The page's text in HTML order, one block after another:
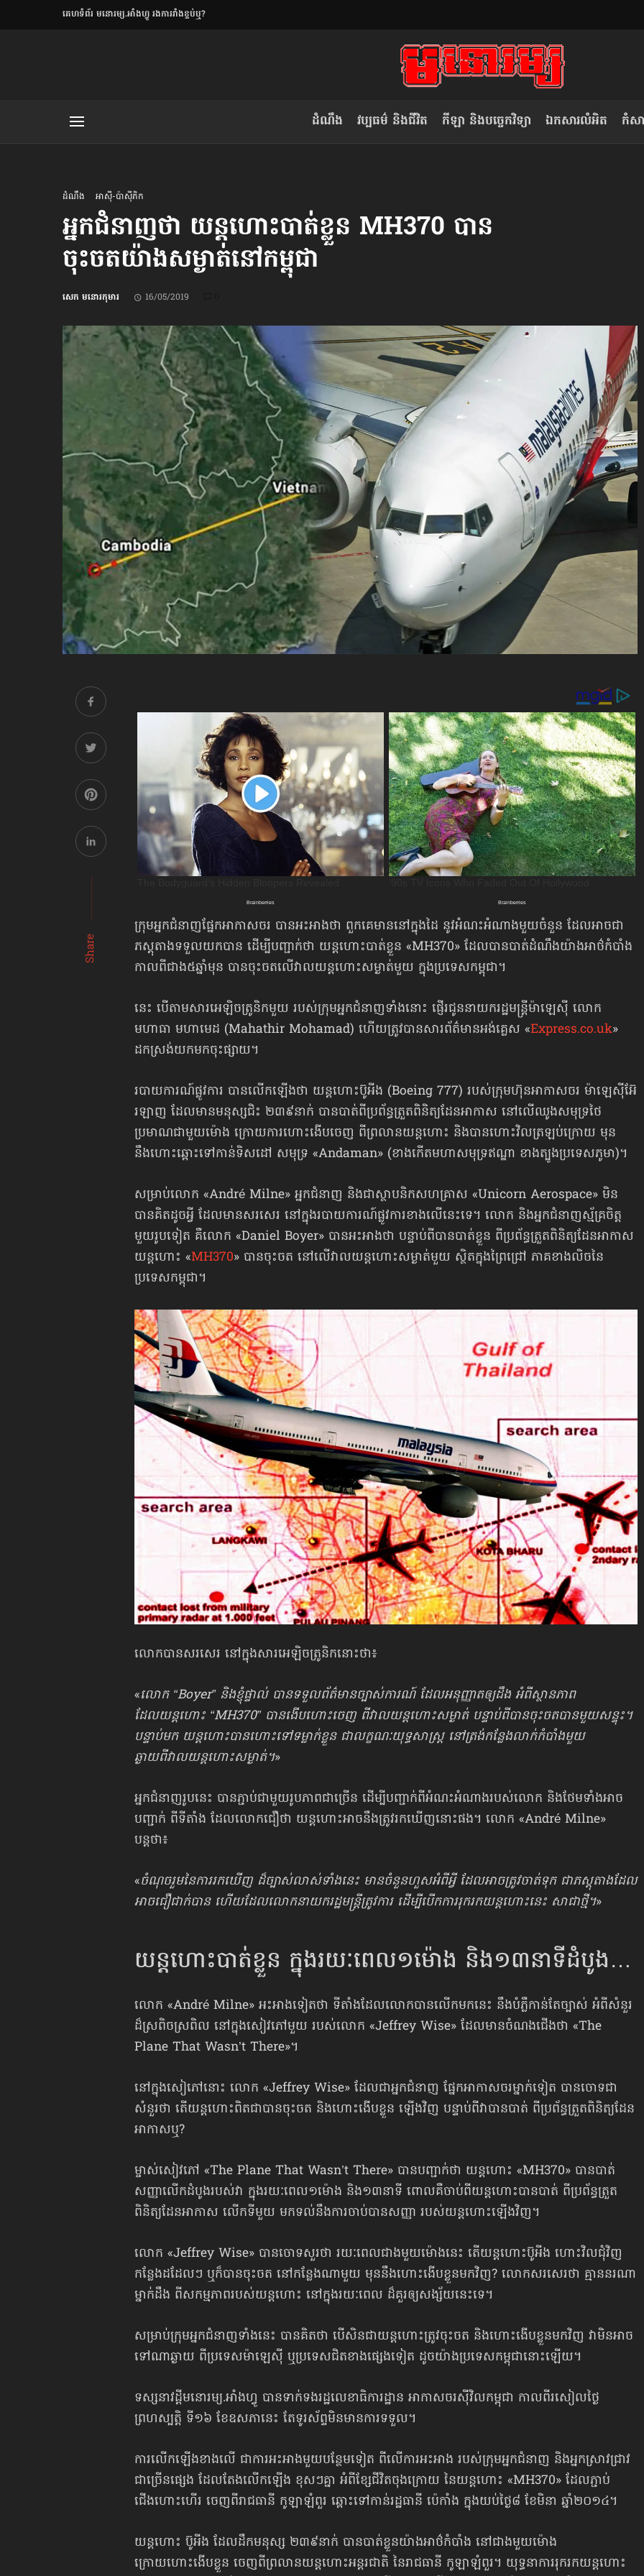
​គេហទំព័រ មនោរម្យ.អាំងហ្វូ រងការរាំងខ្ទប់ឬ?
ដំណឹង វប្បធម៌ និងជីវិត កីឡា និងបច្ចេកវិទ្យា ឯកសារលំអិត កំសា
ដំណឹង អាស៊ី-ប៉ាស៊ីភិក
អ្នកជំនាញថា យន្ដហោះ​បាត់ខ្លួន MH370 បាន
ចុះចត​យ៉ាងសម្ងាត់​នៅកម្ពុជា
សេក មនោរកុមារ 16/05/2019
Share
ក្រុមអ្នកជំនាញផ្នែកអាកាសចរ បានអះអាងថា ពួកគេមាននៅក្នុងដៃ នូវអំណះអំណាងមួយចំនួន ដែលអាចជា
ភស្ដុតាងទទួលយកបាន ដើម្បីបញ្ជាក់ថា យន្ដហោះ​បាត់ខ្លួន «MH370» ដែលបានបាត់ដំណឹងយ៉ាងអាថ៌កំបាំង
កាលពីជាង៥ឆ្នាំមុន បានចុះចតលើវាល​យន្ដហោះ​សម្ងាត់​មួយ ក្នុងប្រទេសកម្ពុជា។
នេះ បើតាមសារអេឡិចត្រូនិកមួយ របស់ក្រុមអ្នកជំនាញទាំងនោះ ផ្ញើរជូននាយករដ្ឋមន្ត្រីម៉ាឡេស៊ី លោក
មហាធា មហាមេដ (Mahathir Mohamad) ហើយត្រូវបានសារព័ត៌មាន​អង់គ្លេស «Express.co.uk»
ដកស្រង់យកមកចុះផ្សាយ។
របាយការណ៍ផ្លូវការ បានលើកឡើងថា យន្ដហោះប៊ូអីង (Boeing 777) របស់ក្រុមហ៊ុនអាកាសចរ ម៉ាឡេស៊ីអ៊ែ
រឡាញ ដែលមានមនុស្សជិះ ២៣៩នាក់ បានបាត់​ពីប្រព័ន្ធ​ត្រួតពិនិត្យ​ដែនអាកាស នៅលើឈូងសមុទ្រថៃ
ប្រមាណជាមួយម៉ោង ក្រោយការហោះងើបចេញ ពីព្រលានយន្ដហោះ និងបានហោះវិលត្រឡប់ក្រោយ មុន
នឹងហោះឆ្ពោះទៅកាន់ទិសដៅ សមុទ្រ «Andaman» (ខាងកើតមហាសមុទ្រឥណ្ឌា ខាងត្បូងប្រទេសភូមា)។
សម្រាប់លោក «André Milne» អ្នកជំនាញ និងជាស្ថាបនិកសហគ្រាស «Unicorn Aerospace» មិន
បានគិតដូចអ្វី ដែលមានសរសេរ នៅក្នុងរបាយការណ៍ផ្លូវការខាងលើនេះទេ។ លោក និងអ្នកជំនាញស្ម័គ្រចិត្ត
មួយរូបទៀត គឺលោក «Daniel Boyer» បានអះអាងថា បន្ទាប់ពីបានបាត់ខ្លួន ពីប្រព័ន្ធត្រួតពិនិត្យដែនអាកាស
យន្ដហោះ «MH370» បានចុះចត នៅលើវាលយន្ដហោះសម្ងាត់មួយ ស្ថិតក្នុងព្រៃជ្រៅ ភាគខាងលិច​នៃ
ប្រទេសកម្ពុជា។
លោកបានសរសេរ នៅក្នុងសារអេឡិចត្រូនិកនោះថា៖
«លោក “Boyer” និងខ្ញុំផ្ទាល់ បានទទួលព័ត៌មានច្បាស់ការណ៍ ដែលអនុញ្ញាតឲ្យដឹង អំពីស្ថានភាព
ដែលយន្ដហោះ “MH370” បានងើបហោះចេញ ពីវាលយន្ដហោះសម្ងាត់ បន្ទាប់ពីបានចុះចតបានមួយសន្ទុះ។
បន្ទាប់មក យន្ដហោះបានហោះទៅទម្លាក់ខ្លួន ជាលក្ខណៈយុទ្ធសាស្ត្រ នៅត្រង់កន្លែងលាក់កំបាំងមួយ
ឆ្ងាយពីវាលយន្ដហោះសម្ងាត់។»
អ្នកជំនាញរូបនេះ បានភ្ជាប់ជាមួយរូបភាពជាច្រើន ដើម្បីបញ្ជាក់ពីអំណះអំណាងរបស់លោក និងថែមទាំងអាច
បញ្ជាក់ ពីទីតាំង ដែលលោកជឿថា យន្ដហោះអាចនឹងត្រូវរកឃើញនោះផង។ លោក «André Milne»
បន្តថា៖
«ចំណុចរួមនៃការរកឃើញ ដ៏ច្បាស់លាស់ទាំងនេះ មានចំនួនហួសអំពីអ្វី ដែលអាចត្រូវចាត់ទុក ជាភស្ដុតាងដែល
អាចជឿជាក់បាន ហើយដែល​លោក​នាយករដ្ឋមន្ត្រី​ត្រូវការ ដើម្បីបើកការរុករកយន្ដហោះនេះ សាជាថ្មី។»
យន្ដហោះ​បាត់ខ្លួន ក្នុងរយៈពេល​១ម៉ោង និង១៣នាទីដំបូង…
លោក «André Milne» អះអាងទៀតថា ទីតាំងដែលលោកបានលើកមកនេះ នឹងបំភ្លឺកាន់តែច្បាស់ អំពីសំនួរ
ដ៏ស្រពិចស្រពិល នៅក្នុងសៀវភៅមួយ របស់លោក «Jeffrey Wise» ដែលមានចំណងជើងថា «The
Plane That Wasn’t There»។
នៅក្នុងសៀភៅនោះ លោក «Jeffrey Wise» ដែលជាអ្នកជំនាញ ផ្នែកអាកាសចរ​ម្នាក់ទៀត បានចោទជា
សំនួរថា តើយន្ដហោះពិតជាបានចុះចត និងហោះងើបខ្លួន ឡើងវិញ បន្ទាប់ពីវាបានបាត់ ពីប្រព័ន្ធត្រួតពិនិត្យដែន
អាកាសឬ?
ម្ចាស់សៀវភៅ «The Plane That Wasn’t There» បានបញ្ជាក់ថា យន្ដហោះ «MH370» បានបាត់
សញ្ញាលើកដំបូងរបស់វា ក្នុងរយៈពេល១ម៉ោង និង១៣នាទី ពោលគឺចាប់ពីយន្ដហោះបានបាត់ ពីប្រព័ន្ធត្រួត
ពិនិត្យដែនអាកាស លើកទីមួយ មកទល់នឹងការចាប់បានសញ្ញា របស់យន្ដហោះឡើងវិញ។
លោក «Jeffrey Wise» បានចោទសួរថា រយៈពេលជាងមួយម៉ោងនេះ តើយន្ដហោះ​ប៊ូអីង ហោះវិលជុំវិញ
កន្លែង​​ដដែលៗ ឬក៏បានចុះចត នៅកន្លែងណាមួយ មុននឹងហោះងើបខ្លួនមកវិញ? លោកសរសេរថា គ្មាននរណា
ម្នាក់ដឹង ពីសកម្មភាពរបស់យន្ដហោះ នៅក្នុងរយៈពេល ដ៏គួរឲ្យសង្ស័យនេះទេ។
សម្រាប់ក្រុមអ្នកជំនាញទាំងនេះ បានគិតថា បើសិនជាយន្ដហោះត្រូវចុះចត និង​ហោះ​ងើបខ្លួន​មកវិញ វាមិនអាច
ទៅណាឆ្ងាយ ពីប្រទេសម៉ាឡេស៊ី ឬប្រទេសជិតខាងផ្សេងទៀត ដូចយ៉ាងប្រទេសកម្ពុជានោះឡើយ។
ទស្សនាវដ្ដីមនោរម្យ.អាំងហ្វូ បានទាក់ទងរដ្ឋលេខាធិការដ្ឋាន អាកាសចរស៊ីវិលកម្ពុជា កាលពីរសៀលថ្ងៃ
ព្រហស្បត្តិ ទី១៦ ខែឧសភានេះ តែទូរស័ព្ទមិនមានការទទួល។
ការលើកឡើងខាងលើ ជាការអះអាងមួយបន្ថែមទៀត ពីលើការអះអាង របស់ក្រុមអ្នកជំនាញ និងអ្នកស្រាវជ្រាវ
ជាច្រើនផ្សេង ដែលតែងលើកឡើង ខុសៗគ្នា អំពីខ្សែជីវិតចុងក្រោយ នៃយន្ដហោះ «MH370» ដែលភ្ជាប់
ជើងហោះហើរ ចេញពីរាជធានី កូឡាឡំពួរ ឆ្ពោះទៅកាន់រដ្ឋធានី ប៉េកាំង ក្នុងយប់ថ្ងៃ៨ ខែមិនា ឆ្នាំ២០១៤។
យន្ដហោះ ប៊ូអីង ដែលដឹកមនុស្ស ២៣៩នាក់ បានបាត់ខ្លួនយ៉ាងអាថ៌កំបាំង នៅជាងមួយម៉ោង
ក្រោយហោះងើបខ្លួន ចេញពីព្រលានយន្ដហោះអន្តរជាតិ នៃរាជធានី កូឡាឡំពួរ។ យុទ្ធនាការរុករកយន្ដហោះ
ត៖ «កាមតណ្ហា​ លិខិតប្រិយមិត្ត៖ «អំពីទោសៈ»
ខ្លួន
ខឹម វាសនា ថា«ស្រី
ប្រពៃណី​«ដេញប្រុស»
អឹមបាពេ ប្រកាសជាផ្លូវការ
ចាកចេញពីក្រុម ប៉ារីស
ថើបមាត់ ៖ ក្រុមកីឡាការិនី​
មិនលាឈប់